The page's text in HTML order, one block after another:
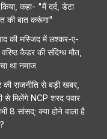
कहा- "मैं दर्द, डेटा
की बात करूंगा"
की मस्जिद में लश्कर-ए-
कैडर की संदिग्ध मौत,
था नमाज
की राजनीति से बड़ी खबर,
से मिलेंगे NCP शरद पवार
8 सांसद; क्या होने वाला है